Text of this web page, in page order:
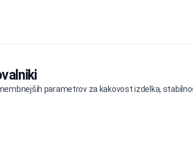
parametrov za kakovost izdelka,